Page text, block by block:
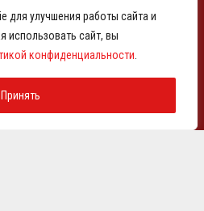
для улучшения работы сайта и
использовать сайт, вы
конфиденциальности
Принять
781001001
АО «ВМЗ» в Санкт-